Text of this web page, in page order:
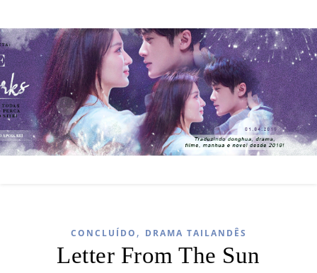
CONCLUÍDO , DRAMA TAILANDÊS
Letter From The Sun